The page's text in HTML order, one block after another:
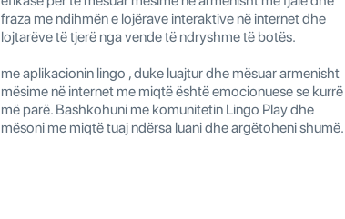
fraza me ndihmën e lojërave interaktive në internet dhe
lojtarëve të tjerë nga vende të ndryshme të botës.
me aplikacionin lingo , duke luajtur dhe mësuar armenisht
mësime në internet me miqtë është emocionuese se kurrë
më parë. Bashkohuni me komunitetin Lingo Play dhe
mësoni me miqtë tuaj ndërsa luani dhe argëtoheni shumë.